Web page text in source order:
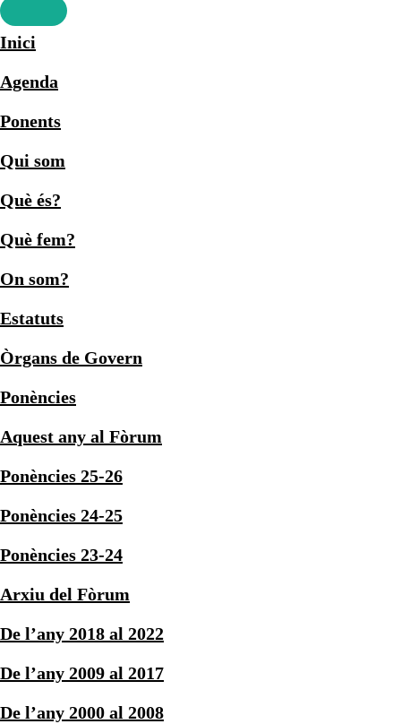
Inici
Agenda
Ponents
Qui som
Què és?
Què fem?
On som?
Estatuts
Òrgans de Govern
Ponències
Aquest any al Fòrum
Ponències 25-26
Ponències 24-25
Ponències 23-24
Arxiu del Fòrum
De l’any 2018 al 2022
De l’any 2009 al 2017
De l’any 2000 al 2008